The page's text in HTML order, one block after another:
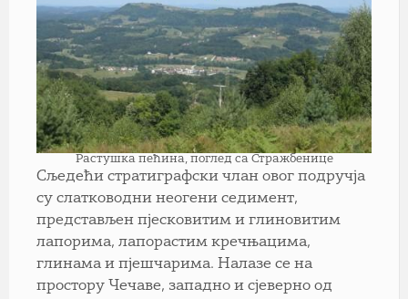
Растушка пећина, поглед са Стражбенице
Сљедећи стратиграфски члан овог подручја
су слатководни неогени седимент,
представљен пјесковитим и глиновитим
лапорима, лапорастим кречњацима,
глинама и пјешчарима. Налазе се на
простору Чечаве, западно и сјеверно од